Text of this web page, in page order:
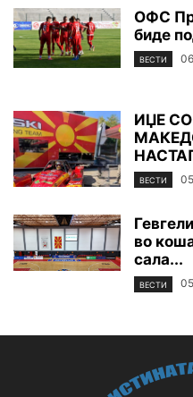
ОФС
биде
ВЕСТИ
ИЏЕ
ВЕСТИ
во
сала...
ВЕСТИ